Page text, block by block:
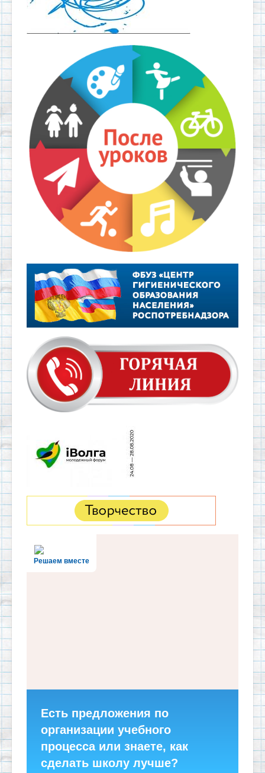
Решаем вместе
Есть предложения по
организации учебного
процесса или знаете, как
сделать школу лучше?